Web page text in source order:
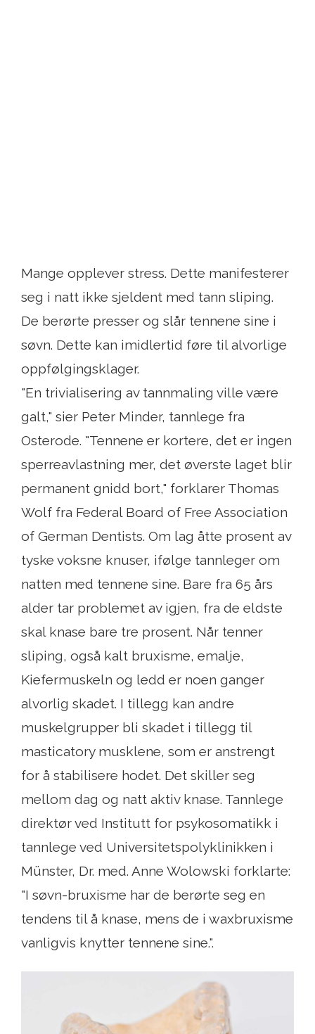
Mange opplever stress. Dette manifesterer
seg i natt ikke sjeldent med tann sliping.
De berørte presser og slår tennene sine i
søvn. Dette kan imidlertid føre til alvorlige
oppfølgingsklager.
"En trivialisering av tannmaling ville være
galt," sier Peter Minder, tannlege fra
Osterode. "Tennene er kortere, det er ingen
sperreavlastning mer, det øverste laget blir
permanent gnidd bort," forklarer Thomas
Wolf fra Federal Board of Free Association
of German Dentists. Om lag åtte prosent av
tyske voksne knuser, ifølge tannleger om
natten med tennene sine. Bare fra 65 års
alder tar problemet av igjen, fra de eldste
skal knase bare tre prosent. Når tenner
sliping, også kalt bruxisme, emalje,
Kiefermuskeln og ledd er noen ganger
alvorlig skadet. I tillegg kan andre
muskelgrupper bli skadet i tillegg til
masticatory musklene, som er anstrengt
for å stabilisere hodet. Det skiller seg
mellom dag og natt aktiv knase. Tannlege
direktør ved Institutt for psykosomatikk i
tannlege ved Universitetspolyklinikken i
Münster, Dr. med. Anne Wolowski forklarte:
"I søvn-bruxisme har de berørte seg en
tendens til å knase, mens de i waxbruxisme
vanligvis knytter tennene sine.".